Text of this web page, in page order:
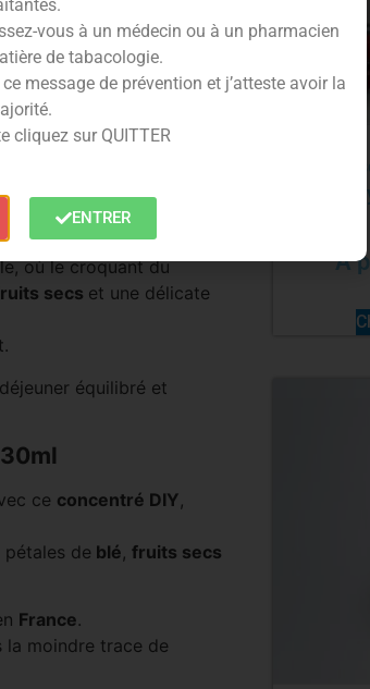
gourmandise matinale.
de sa collection
idéal pour enrichir vos
qui charmera chaque
où le croquant du
secs et une délicate
équilibré et
ce concentré DIY,
pétales de blé, fruits secs
France.
la moindre trace de
Pack
À
vous à un médecin ou à un pharmacien
de tabacologie.
message de prévention et j’atteste avoir la
cliquez sur QUITTER
ENTRER